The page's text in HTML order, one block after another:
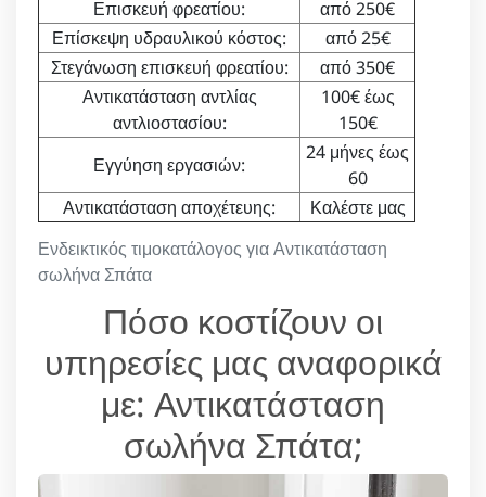
Ενδεικτικός τιμοκατάλογος για Αντικατάσταση
σωλήνα Σπάτα
Επισκευή φρεατίου:
από 250€
Επίσκεψη υδραυλικού κόστος:
από 25€
Στεγάνωση επισκευή φρεατίου:
από 350€
Αντικατάσταση αντλίας
αντλιοστασίου:
100€ έως
150€
Εγγύηση εργασιών:
24 μήνες έως
60
Αντικατάσταση αποχέτευης:
Καλέστε μας
Πόσο κοστίζουν οι
υπηρεσίες μας αναφορικά
με: Αντικατάσταση
σωλήνα Σπάτα;